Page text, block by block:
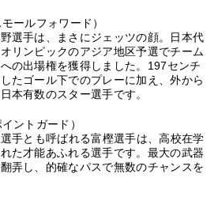
ールフォワード）
選手は、まさにジェッツの顔。日本代
リンピックのアジア地区予選でチーム
の出場権を獲得しました。197センチ
たゴール下でのプレーに加え、外から
本有数のスター選手です。
ントガード）
手とも呼ばれる富樫選手は、高校在学
た才能あふれる選手です。最大の武器
弄し、的確なパスで無数のチャンスを